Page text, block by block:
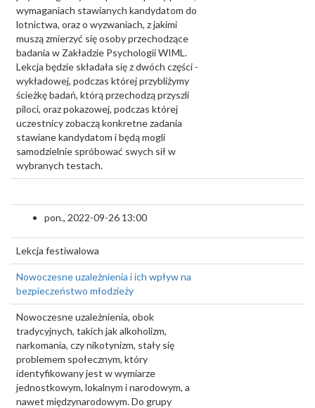
wymaganiach stawianych kandydatom do
lotnictwa, oraz o wyzwaniach, z jakimi
muszą zmierzyć się osoby przechodzące
badania w Zakładzie Psychologii WIML.
Lekcja będzie składała się z dwóch części -
wykładowej, podczas której przybliżymy
ścieżkę badań, którą przechodzą przyszli
piloci, oraz pokazowej, podczas której
uczestnicy zobaczą konkretne zadania
stawiane kandydatom i będą mogli
samodzielnie spróbować swych sił w
wybranych testach.
pon., 2022-09-26 13:00
Lekcja festiwalowa
Nowoczesne uzależnienia i ich wpływ na
bezpieczeństwo młodzieży
Nowoczesne uzależnienia, obok
tradycyjnych, takich jak alkoholizm,
narkomania, czy nikotynizm, stały się
problemem społecznym, który
identyfikowany jest w wymiarze
jednostkowym, lokalnym i narodowym, a
nawet międzynarodowym. Do grupy